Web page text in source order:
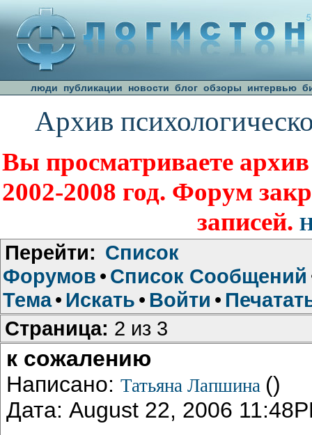
люди публикации новости блог обзоры интервью
Архив
Вы просматриваете
2002-2008 год. Форум
записей.
Перейти: Список
Форумов • Список Сообщений
Тема• Искать • Войти •
Страница: 2 из 3
к сожалению
Написано: Татьяна Лапшина ()
Дата: August 22, 2006